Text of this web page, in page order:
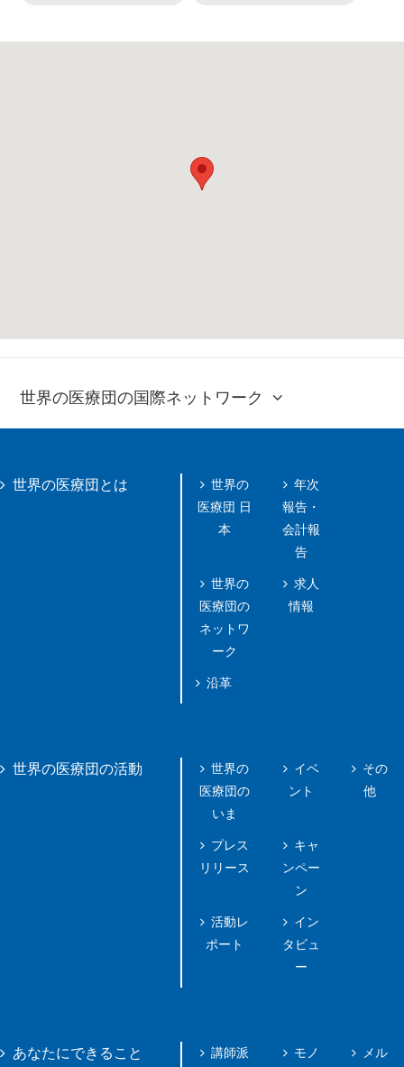
世界の医療団の国際ネットワーク
世界の医療団とは
世界の
医療団 日
本
世界の
医療団の
ネットワ
ーク
沿革
年次
報告・
会計報
告
求人
情報
世界の医療団の活動
世界の
医療団の
いま
プレス
リリース
活動レ
ポート
イベ
ント
キャ
ンペー
ン
イン
タビュ
ー
その
他
あなたにできること
講師派
モノ
メル